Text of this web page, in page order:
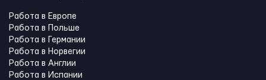
Работа в Европе
Работа в Польше
Работа в Германии
Работа в Норвегии
Работа в Англии
Работа в Испании